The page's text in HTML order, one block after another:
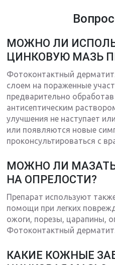
МОЖНО ЛИ
ЦИНКОВУЮ МАЗЬ
Фотоконтактный
слоем на пораженные
предварительно
антисептическим
улучшения не наступает
или появляются новые
проконсультироваться с
МОЖНО ЛИ
НА ОПРЕЛОСТИ?
Препарат используют
помощи при легких
ожоги, порезы, царапины,
Фотоконтактный
КАКИЕ КОЖНЫЕ